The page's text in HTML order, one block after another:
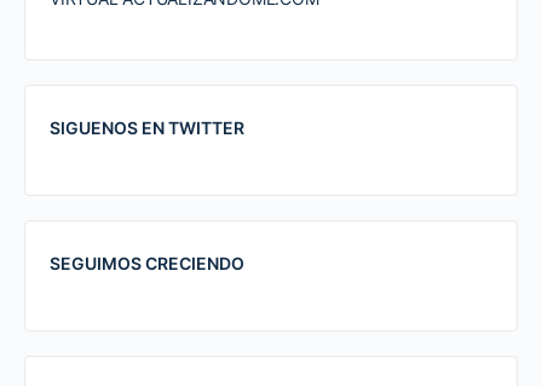
SIGUENOS EN TWITTER
SEGUIMOS CRECIENDO